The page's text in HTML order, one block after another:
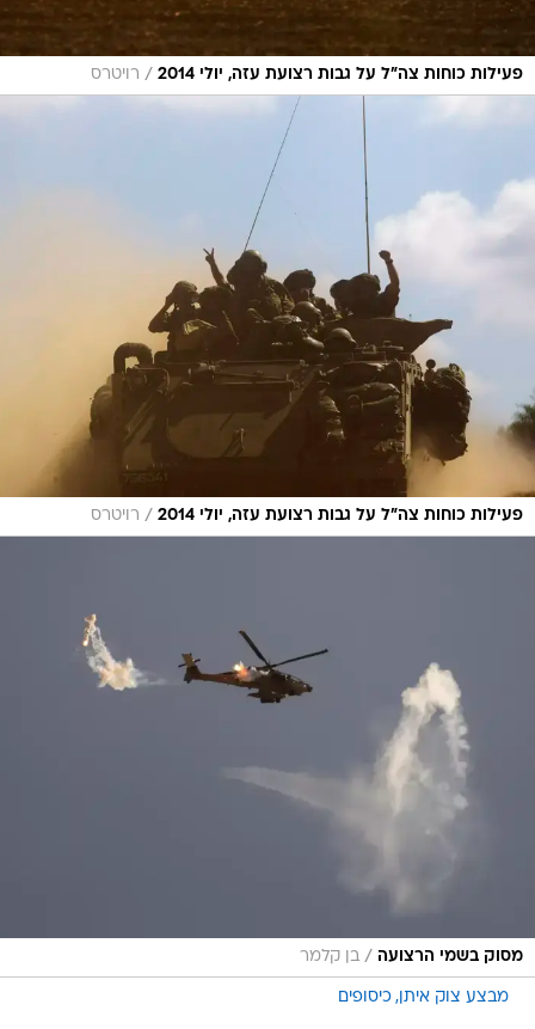
פעילות כוחות צה"ל על גבות רצועת עזה, יולי 2014 / רויטרס
פעילות כוחות צה"ל על גבות רצועת עזה, יולי 2014 / רויטרס
מסוק בשמי הרצועה / בן קלמר
מבצע צוק איתן כיסופים